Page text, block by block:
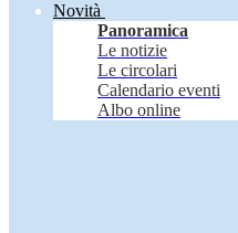
Novità
Panoramica
Le notizie
Le circolari
Calendario eventi
Albo online